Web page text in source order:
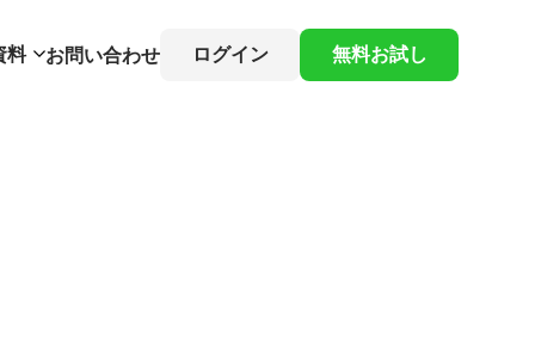
料 お問い合わせ ログイン 無料お試し